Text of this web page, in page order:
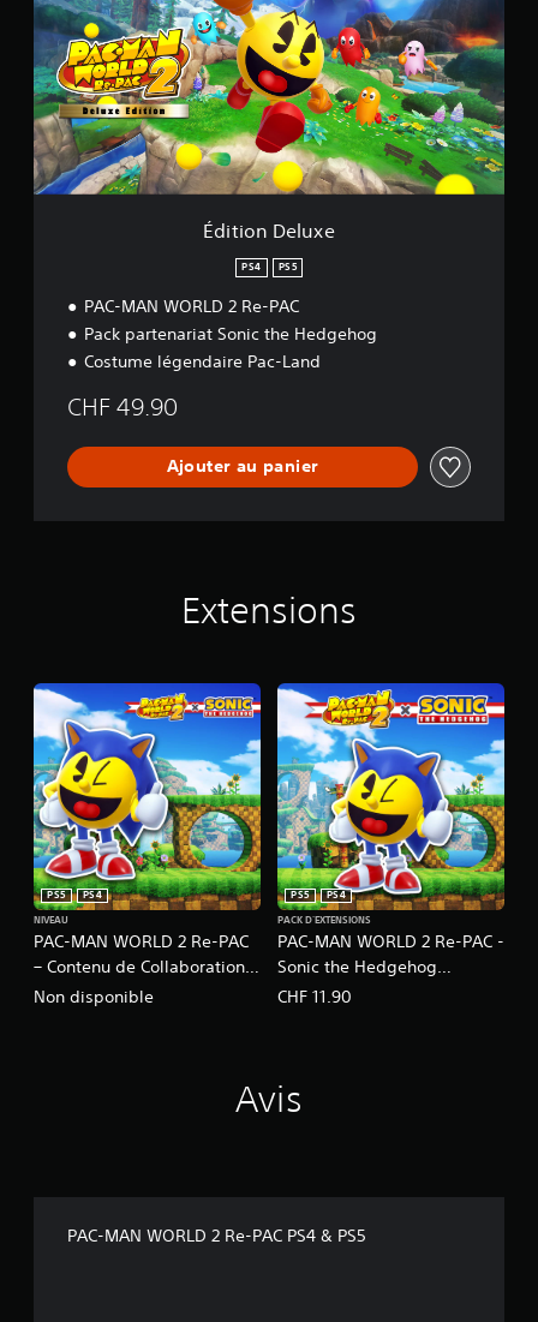
t
i
n
D
e
l
u
x
e
Édition Deluxe
PS4 PS5
PAC-MAN WORLD 2 Re-PAC
Pack partenariat Sonic the Hedgehog
Costume légendaire Pac-Land
CHF 49.90
Ajouter au panier
Extensions
PAC-MAN WORLD 2 Re-PAC
– Contenu de Collaboration
Sonic the Hedgehog
PS5
PS4
NIVEAU
Non disponible
PAC-MAN WORLD 2 Re-PAC -
Sonic the Hedgehog
Collaboration Set
PS5
PS4
PACK D'EXTENSIONS
CHF 11.90
Avis
PAC-MAN WORLD 2 Re-PAC PS4 & PS5